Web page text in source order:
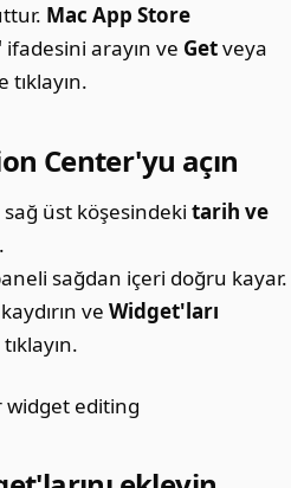
Mac App Store
ifadesini arayın ve Getveya
Center'yu açın
üst köşesindekitarih ve
sağdan içeri doğru kayar.
veWidget'ları